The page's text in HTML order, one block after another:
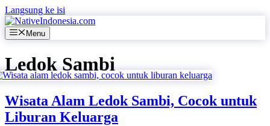
Langsung ke isi
Menu
Ledok Sambi
Wisata Alam Ledok Sambi, Cocok untuk
Liburan Keluarga